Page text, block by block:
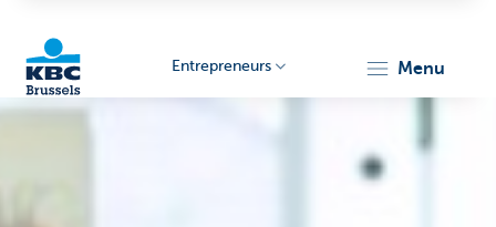
Entrepreneurs menu